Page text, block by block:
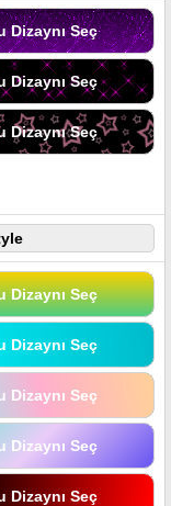
Dizaynı Seç
Dizaynı Seç
Dizaynı Seç
Dizaynı Seç
Dizaynı Seç
Dizaynı Seç
Dizaynı Seç
Dizaynı Seç